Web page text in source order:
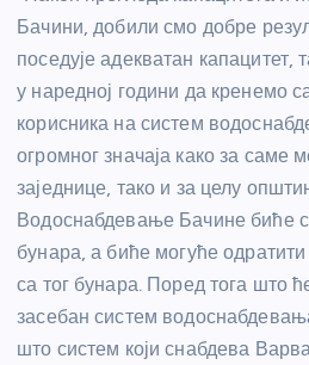
Бачини, добили смо добре
поседује адекватан
у наредној години да кренемо
корисника на систем
огромног значаја како за саме
заједнице, тако и за целу
Водоснабдевање Бачине биће
бунара, а биће могуће
са тог бунара. Поред тога што
засебан систем
што систем који снабдева